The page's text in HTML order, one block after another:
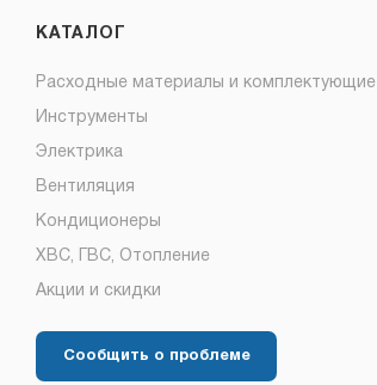
КАТАЛОГ
Расходные материалы и комплектующие
Инструменты
Электрика
Вентиляция
Кондиционеры
ХВС, ГВС, Отопление
Акции и скидки
Сообщить о проблеме